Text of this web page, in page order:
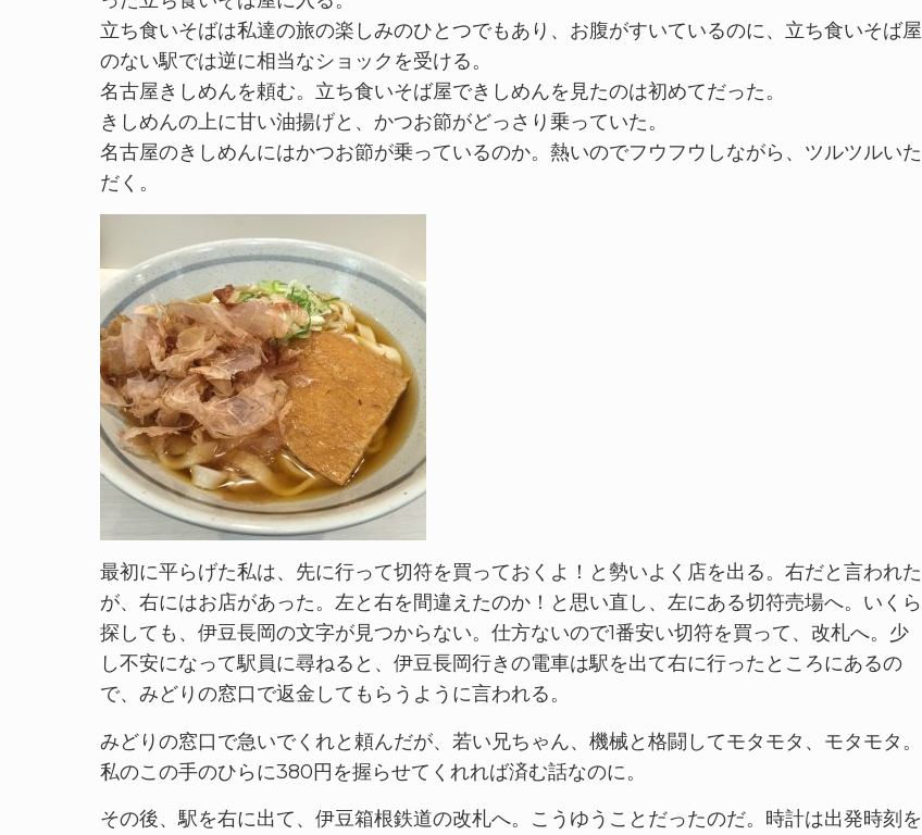
立ち食いそばは私達の旅の楽しみのひとつでもあり、お腹がすいているのに、立ち食いそば屋
のない駅では逆に相当なショックを受ける。
名古屋きしめんを頼む。立ち食いそば屋できしめんを見たのは初めてだった。
きしめんの上に甘い油揚げと、かつお節がどっさり乗っていた。
名古屋のきしめんにはかつお節が乗っているのか。熱いのでフウフウしながら、ツルツルいた
だく。
最初に平らげた私は、先に行って切符を買っておくよ！と勢いよく店を出る。右だと言われた
が、右にはお店があった。左と右を間違えたのか！と思い直し、左にある切符売場へ。いくら
探しても、伊豆長岡の文字が見つからない。仕方ないので1番安い切符を買って、改札へ。少
し不安になって駅員に尋ねると、伊豆長岡行きの電車は駅を出て右に行ったところにあるの
で、みどりの窓口で返金してもらうように言われる。
みどりの窓口で急いでくれと頼んだが、若い兄ちゃん、機械と格闘してモタモタ、モタモタ。
私のこの手のひらに380円を握らせてくれれば済む話なのに。
その後、駅を右に出て、伊豆箱根鉄道の改札へ。こうゆうことだったのだ。時計は出発時刻を